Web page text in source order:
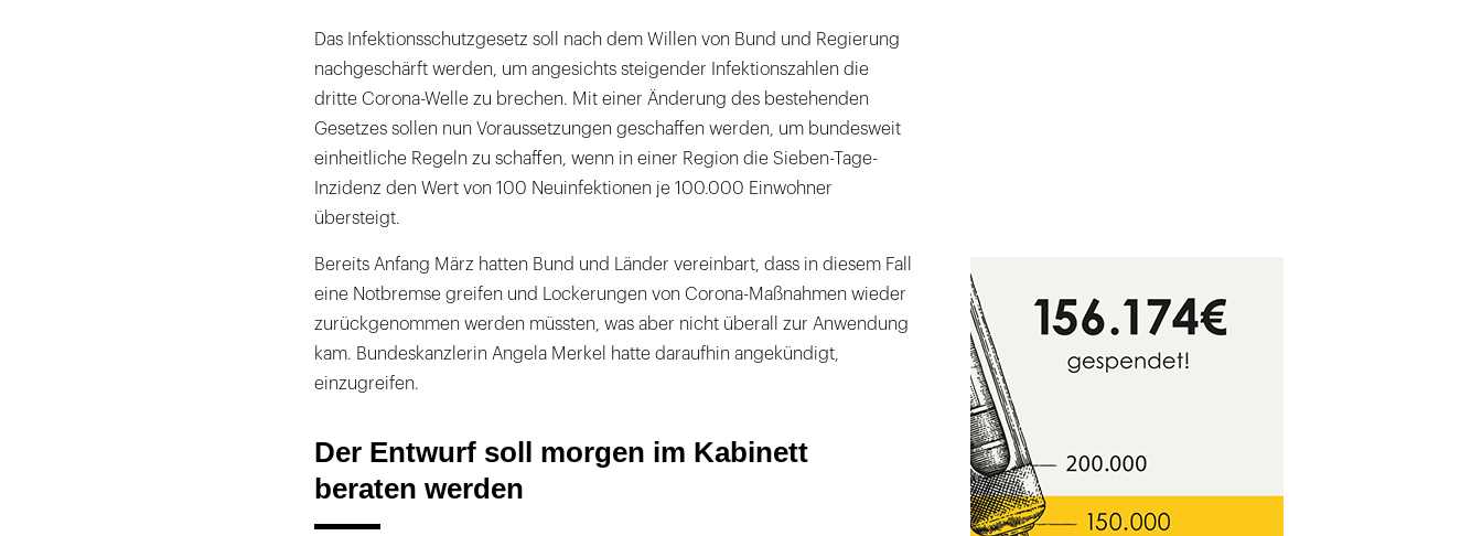
Das Infektionsschutzgesetz soll nach dem Willen von Bund und Regierung
nachgeschärft werden, um angesichts steigender Infektionszahlen die
dritte Corona-Welle zu brechen. Mit einer Änderung des bestehenden
Gesetzes sollen nun Voraussetzungen geschaffen werden, um bundesweit
einheitliche Regeln zu schaffen, wenn in einer Region die Sieben-Tage-
Inzidenz den Wert von 100 Neuinfektionen je 100.000 Einwohner
übersteigt.
Bereits Anfang März hatten Bund und Länder vereinbart, dass in diesem Fall
eine Notbremse greifen und Lockerungen von Corona-Maßnahmen wieder
zurückgenommen werden müssten, was aber nicht überall zur Anwendung
kam. Bundeskanzlerin Angela Merkel hatte daraufhin angekündigt,
einzugreifen.
Der Entwurf soll morgen im Kabinett
beraten werden